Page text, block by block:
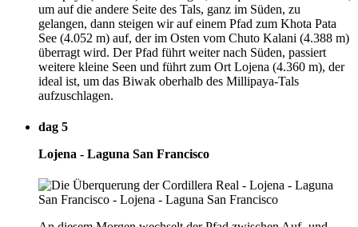
um auf die andere Seite des Tals, ganz im Süden, zu
gelangen, dann steigen wir auf einem Pfad zum Khota Pata
See (4.052 m) auf, der im Osten vom Chuto Kalani (4.388 m)
überragt wird. Der Pfad führt weiter nach Süden, passiert
weitere kleine Seen und führt zum Ort Lojena (4.360 m), der
ideal ist, um das Biwak oberhalb des Millipaya-Tals
aufzuschlagen.
dag 5
Lojena - Laguna San Francisco